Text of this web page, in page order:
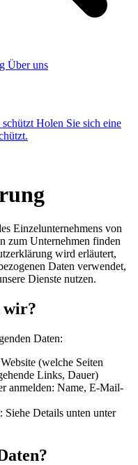
Über uns
Holen Sie sich eine
Einzelunternehmens von
zum Unternehmen finden
wird erläutert,
Daten verwendet,
Dienste nutzen.
wir?
Daten:
(welche Seiten
Links, Dauer)
anmelden: Name, E-Mail-
Siehe Details unten unter